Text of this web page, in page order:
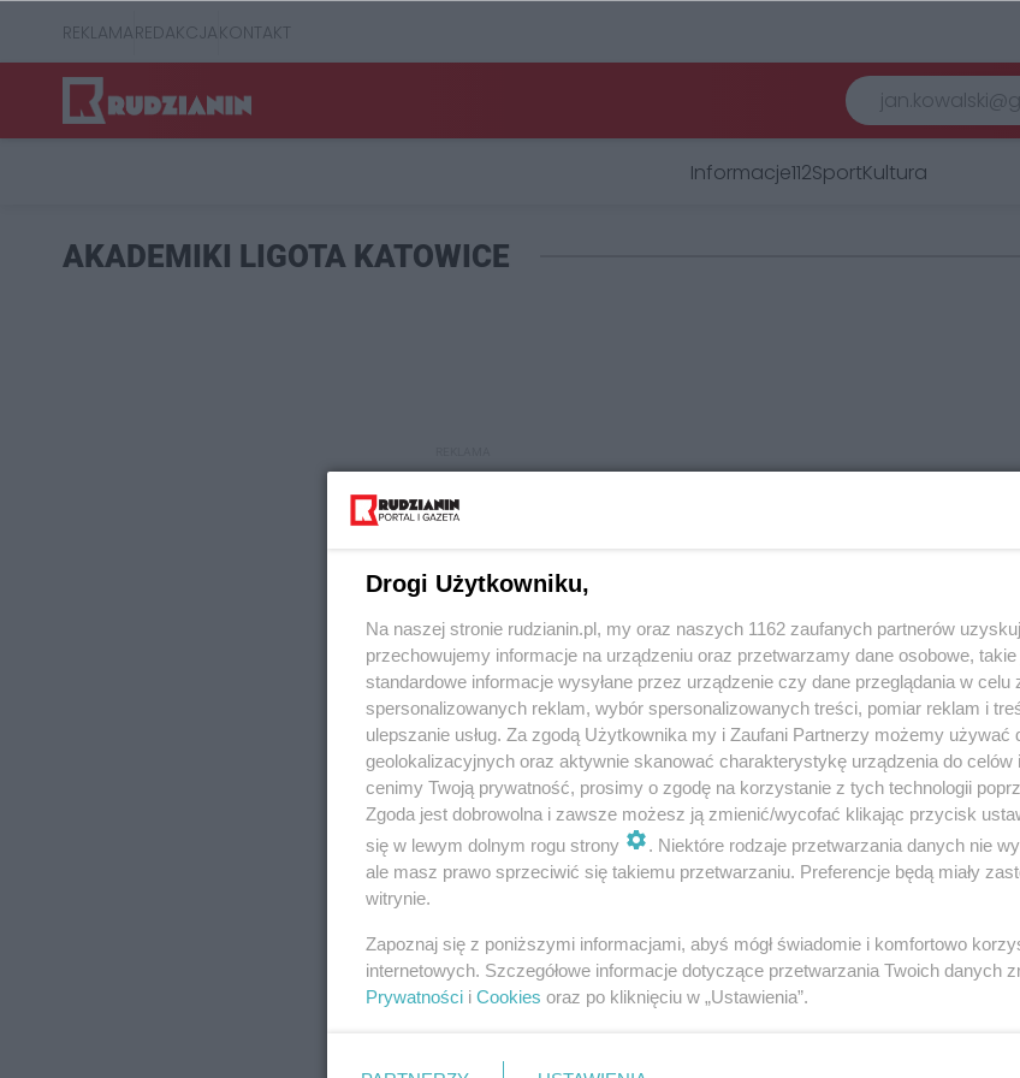
REKLAMAREDAKCJAKONTAKT
Informacje112SportKultura
AKADEMIKI LIGOTA KATOWICE
REKLAMA
Drogi Użytkowniku,
Na naszej stronie rudzianin.pl, my oraz naszych 1162 zaufanych partnerów
przechowujemy informacje na urządzeniu oraz przetwarzamy dane osobowe,
standardowe informacje wysyłane przez urządzenie czy dane przeglądania w celu
spersonalizowanych reklam, wybór spersonalizowanych treści, pomiar reklam i
ulepszanie usług. Za zgodą Użytkownika my i Zaufani Partnerzy możemy używać
geolokalizacyjnych oraz aktywnie skanować charakterystykę urządzenia do celów
cenimy Twoją prywatność, prosimy o zgodę na korzystanie z tych technologii
Zgoda jest dobrowolna i zawsze możesz ją zmienić/wycofać klikając przycisk
się w lewym dolnym rogu strony
. Niektóre rodzaje przetwarzania danych nie
ale masz prawo sprzeciwić się takiemu przetwarzaniu. Preferencje będą miały
witrynie.
Zapoznaj się z poniższymi informacjami, abyś mógł świadomie i komfortowo
internetowych. Szczegółowe informacje dotyczące przetwarzania Twoich danych
Prywatności i Cookies oraz po kliknięciu w „Ustawienia”.